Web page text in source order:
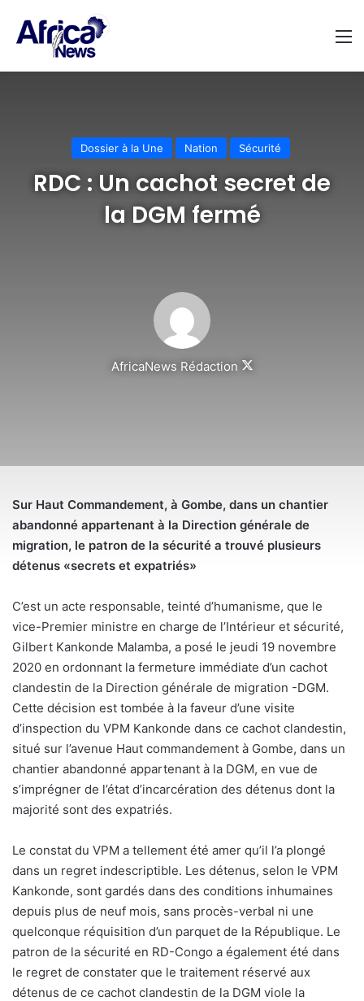
Dossier à la Une Nation Sécurité
RDC : Un cachot secret de
la DGM fermé
AfricaNews Rédaction
Follow
Sur Haut Commandement, à Gombe, dans un chantier
abandonné appartenant à la Direction générale de
migration, le patron de la sécurité a trouvé plusieurs
détenus «secrets et expatriés»
C’est un acte responsable, teinté d’humanisme, que le
vice-Premier ministre en charge de l’Intérieur et sécurité,
Gilbert Kankonde Malamba, a posé le jeudi 19 novembre
2020 en ordonnant la fermeture immédiate d’un cachot
clandestin de la Direction générale de migration -DGM.
Cette décision est tombée à la faveur d’une visite
d’inspection du VPM Kankonde dans ce cachot clandestin,
situé sur l’avenue Haut commandement à Gombe, dans un
chantier abandonné appartenant à la DGM, en vue de
s’imprégner de l’état d’incarcération des détenus dont la
majorité sont des expatriés.
Le constat du VPM a tellement été amer qu’il l’a plongé
dans un regret indescriptible. Les détenus, selon le VPM
Kankonde, sont gardés dans des conditions inhumaines
depuis plus de neuf mois, sans procès-verbal ni une
quelconque réquisition d’un parquet de la République. Le
patron de la sécurité en RD-Congo a également été dans
le regret de constater que le traitement réservé aux
détenus de ce cachot clandestin de la DGM viole la